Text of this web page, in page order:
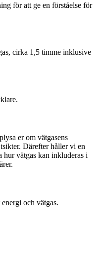
för att ge en förståelse för
cirka 1,5 timme inklusive
er om vätgasens
Därefter håller vi en
hur vätgas kan inkluderas i
och vätgas.